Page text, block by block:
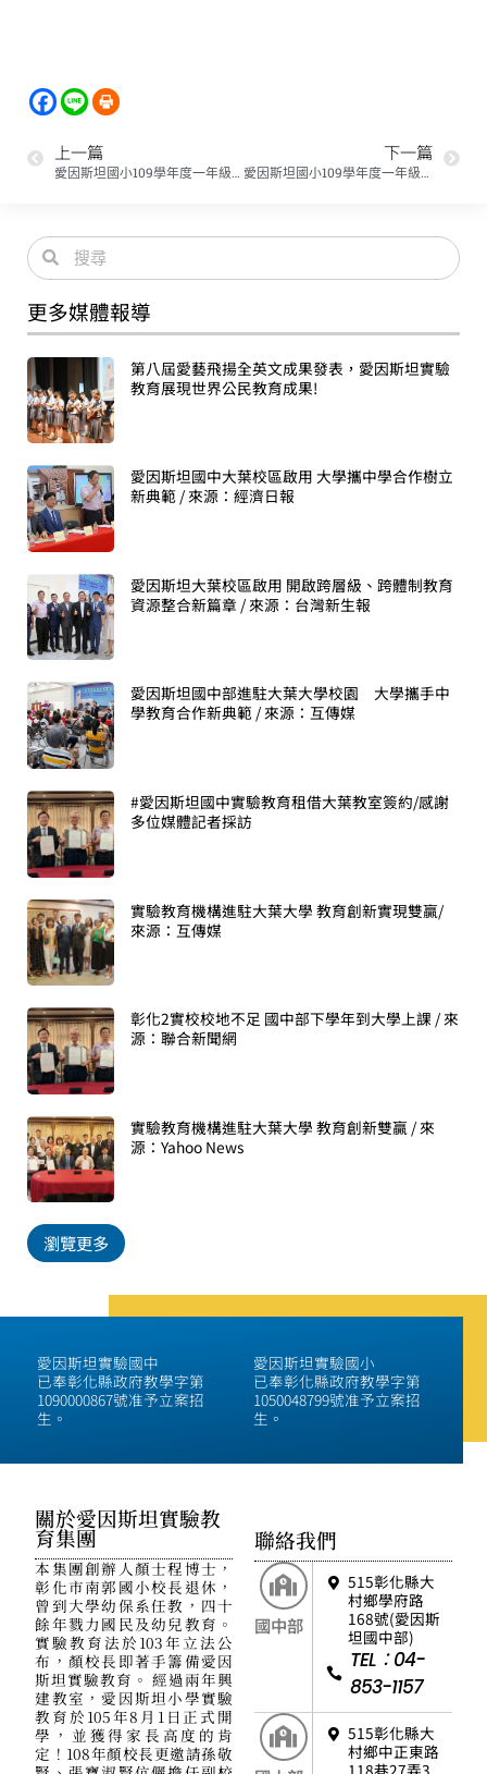
上一篇
愛因斯坦國小109學年度一年級招生爆滿，增開一班，感謝彰視新聞許士源大記者的採訪報導。
下一篇
愛因斯坦國小109學年度一年級招生爆滿，增開一班，感謝新頻道張錫量大記者的採訪報導。
更多媒體報導
第八屆愛藝飛揚全英文成果發表，愛因斯坦實驗
教育展現世界公民教育成果!
愛因斯坦國中大葉校區啟用 大學攜中學合作樹立
新典範 / 來源：經濟日報
愛因斯坦大葉校區啟用 開啟跨層級、跨體制教育
資源整合新篇章 / 來源：台灣新生報
愛因斯坦國中部進駐大葉大學校園 大學攜手中
學教育合作新典範 / 來源：互傳媒
#愛因斯坦國中實驗教育租借大葉教室簽約/感謝
多位媒體記者採訪
實驗教育機構進駐大葉大學 教育創新實現雙贏/
來源：互傳媒
彰化2實校校地不足 國中部下學年到大學上課 / 來
源：聯合新聞網
實驗教育機構進駐大葉大學 教育創新雙贏 / 來
源：Yahoo News
瀏覽更多
愛因斯坦實驗國中
已奉彰化縣政府教學字第
1090000867號准予立案招
生。
愛因斯坦實驗國小
已奉彰化縣政府教學字第
1050048799號准予立案招
生。
關於愛因斯坦實驗教
育集團
本集團創辦人顏士程博士，
彰化市南郭國小校長退休，
曾到大學幼保系任教，四十
餘年戮力國民及幼兒教育。
實驗教育法於103年立法公
布，顏校長即著手籌備愛因
斯坦實驗教育。 經過兩年興
建教室，愛因斯坦小學實驗
教育於105年8月1日正式開
學，並獲得家長高度的肯
定！108年顏校長更邀請孫敬
聯絡我們
國中部
515彰化縣大
村鄉學府路
168號(愛因斯
坦國中部)
TEL：04-
853-1157
515彰化縣大
村鄉中正東路
118巷27弄3